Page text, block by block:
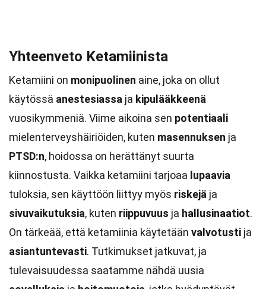
Yhteenveto Ketamiinista
Ketamiini on monipuolinen aine, joka on ollut
käytössä anestesiassa ja kipulääkkeenä
vuosikymmeniä. Viime aikoina sen potentiaali
mielenterveyshäiriöiden, kuten masennuksen ja
PTSD:n, hoidossa on herättänyt suurta
kiinnostusta. Vaikka ketamiini tarjoaa lupaavia
tuloksia, sen käyttöön liittyy myös riskejä ja
sivuvaikutuksia, kuten riippuvuus ja hallusinaatiot.
On tärkeää, että ketamiinia käytetään valvotusti ja
asiantuntevasti. Tutkimukset jatkuvat, ja
tulevaisuudessa saatamme nähdä uusia